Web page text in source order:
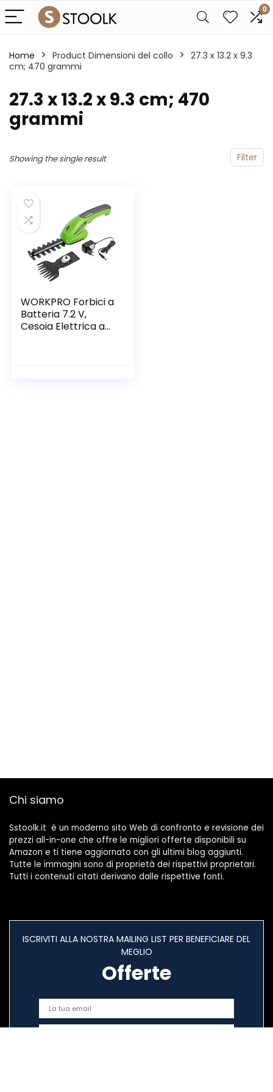
0
Home Product Dimensioni del collo
‎27.3 x 13.2 x 9.3
cm; 470 grammi
‎27.3 x 13.2 x 9.3 cm; 470
grammi
Filter
Showing the single result
WORKPRO Forbici a
Batteria 7.2 V,
Cesoia Elettrica a
Chi siamo
Sstoolk.it è un moderno sito Web di confronto e revisione dei
prezzi all-in-one che offre le migliori offerte disponibili su
Amazon e ti tiene aggiornato con gli ultimi blog aggiunti.
Tutte le immagini sono di proprietà dei rispettivi proprietari.
Tutti i contenuti citati derivano dalle rispettive fonti.
ISCRIVITI ALLA NOSTRA MAILING LIST PER BENEFICIARE DEL
MEGLIO
Offerte